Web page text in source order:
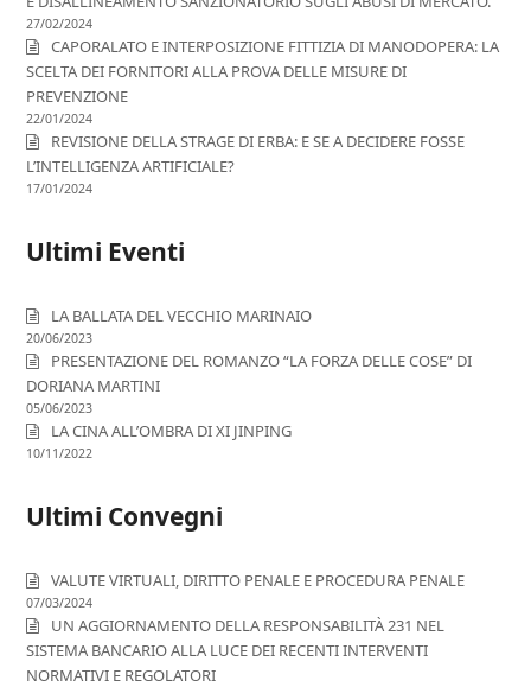
27/02/2024
CAPORALATO E INTERPOSIZIONE FITTIZIA DI MANODOPERA: LA
SCELTA DEI FORNITORI ALLA PROVA DELLE MISURE DI
PREVENZIONE
22/01/2024
REVISIONE DELLA STRAGE DI ERBA: E SE A DECIDERE FOSSE
L’INTELLIGENZA ARTIFICIALE?
17/01/2024
Ultimi Eventi
LA BALLATA DEL VECCHIO MARINAIO
20/06/2023
PRESENTAZIONE DEL ROMANZO “LA FORZA DELLE COSE” DI
DORIANA MARTINI
05/06/2023
LA CINA ALL’OMBRA DI XI JINPING
10/11/2022
Ultimi Convegni
VALUTE VIRTUALI, DIRITTO PENALE E PROCEDURA PENALE
07/03/2024
UN AGGIORNAMENTO DELLA RESPONSABILITÀ 231 NEL
SISTEMA BANCARIO ALLA LUCE DEI RECENTI INTERVENTI
NORMATIVI E REGOLATORI